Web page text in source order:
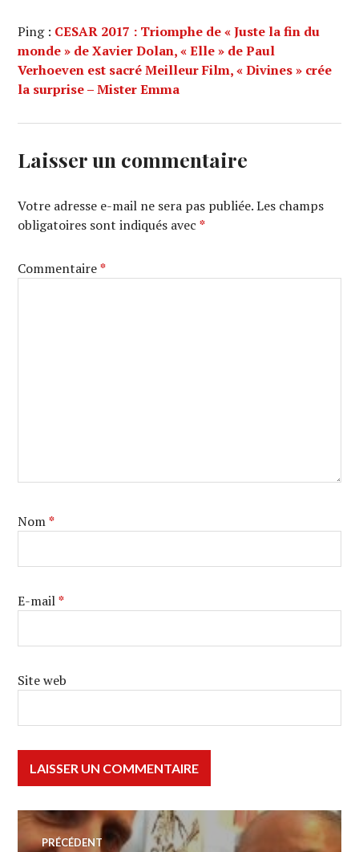
Ping : CESAR 2017 : Triomphe de « Juste la fin du
monde » de Xavier Dolan, « Elle » de Paul
Verhoeven est sacré Meilleur Film, « Divines » crée
la surprise – Mister Emma
Laisser un commentaire
Votre adresse e-mail ne sera pas publiée. Les champs
obligatoires sont indiqués avec*
Commentaire*
Nom*
E-mail*
Site web
Navigation
PRÉCÉDENT